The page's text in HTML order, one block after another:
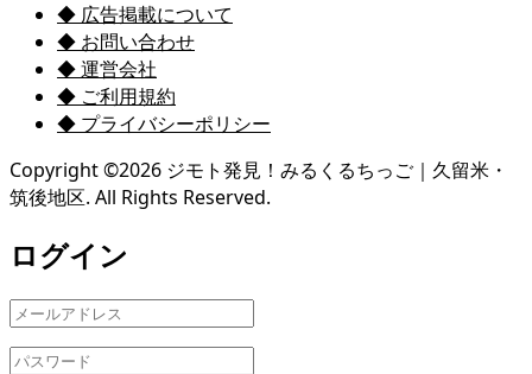
◆ 広告掲載について
◆ お問い合わせ
◆ 運営会社
◆ ご利用規約
◆ プライバシーポリシー
Copyright ©2026 ジモト発見！みるくるちっご｜久留米・
筑後地区. All Rights Reserved.
ログイン